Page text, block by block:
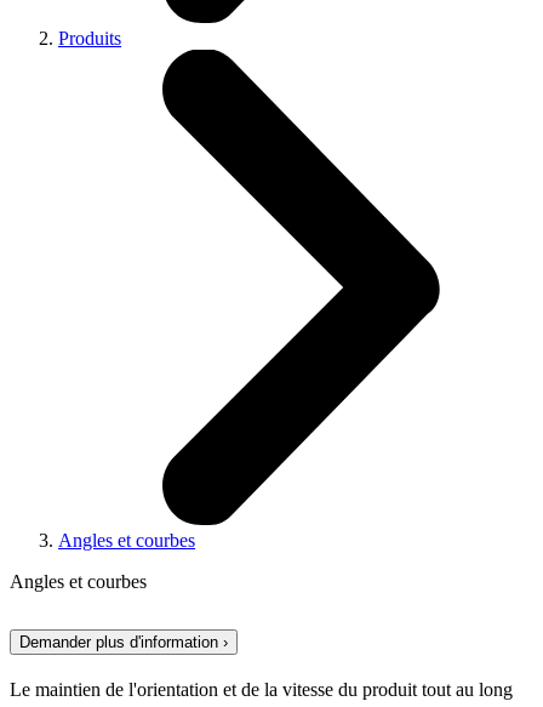
Produits
Angles et courbes
Angles et courbes
Demander plus d'information ›
Le maintien de l'orientation et de la vitesse du produit tout au long